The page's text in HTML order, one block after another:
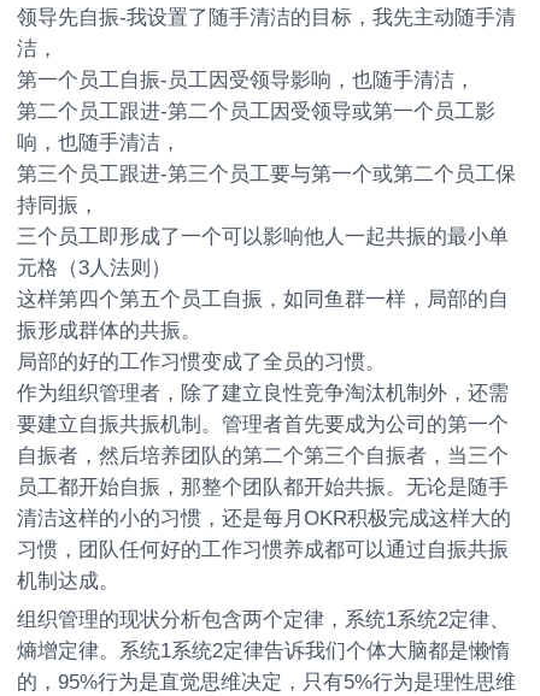
领导先自振-我设置了随手清洁的目标，我先主动随手清
洁，
第一个员工自振-员工因受领导影响，也随手清洁，
第二个员工跟进-第二个员工因受领导或第一个员工影
响，也随手清洁，
第三个员工跟进-第三个员工要与第一个或第二个员工保
持同振，
三个员工即形成了一个可以影响他人一起共振的最小单
元格（3人法则）
这样第四个第五个员工自振，如同鱼群一样，局部的自
振形成群体的共振。
局部的好的工作习惯变成了全员的习惯。
作为组织管理者，除了建立良性竞争淘汰机制外，还需
要建立自振共振机制。管理者首先要成为公司的第一个
自振者，然后培养团队的第二个第三个自振者，当三个
员工都开始自振，那整个团队都开始共振。无论是随手
清洁这样的小的习惯，还是每月OKR积极完成这样大的
习惯，团队任何好的工作习惯养成都可以通过自振共振
机制达成。
组织管理的现状分析包含两个定律，系统1系统2定律、
熵增定律。系统1系统2定律告诉我们个体大脑都是懒惰
的，95%行为是直觉思维决定，只有5%行为是理性思维